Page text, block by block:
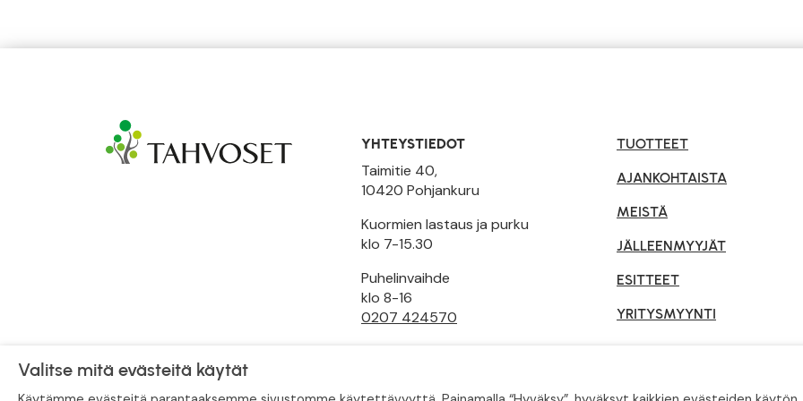
YHTEYSTIEDOT
Taimitie 40,
10420 Pohjankuru
Kuormien lastaus ja purku
klo 7-15.30
Puhelinvaihde
klo 8-16
0207 424570
TUOTTEET
AJANKOHTAISTA
MEISTÄ
JÄLLEENMYYJÄT
ESITTEET
YRITYSMYYNTI
Valitse mitä evästeitä käytät